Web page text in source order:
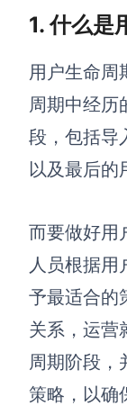
查看所有场
AI生成思维导
AI生成流程图
AI生成用户旅
AI生成鱼骨图
1. 什么是
用户生命周
周期中经历
段，包括导
以及最后的
而要做好用
人员根据用
予最适合的
关系， 运营
周期阶段，
策略，以确